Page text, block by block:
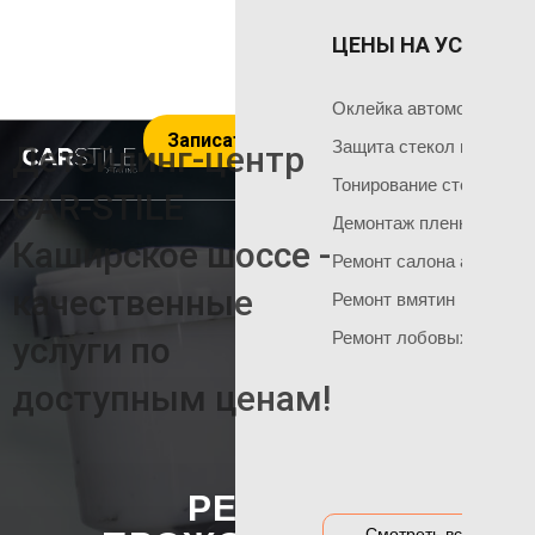
Записаться на услуги
Чем мы занимаемся
Команда мастеров
Социальные сети
Акция на тонировку
Акция на полировку
ГЛАВНАЯ
Оклейка
Оклейка
ОКЛЕЙКА
Оклейка
Оклейка
Оклейка
Оклейка
Оклейка
Оклейка автомобиля
Защита стекол пленкой
Ремонт салона
Ремонт вмятин
Ремонт лобовых стекол
Тонирование стекол
Демонтаж пленки
ЦЕНЫ НА УСЛУГИ
Детейлинг-центр
CAR-STILE
Каширское шоссе -
качественные
услуги по
доступным ценам!
РЕМОНТ